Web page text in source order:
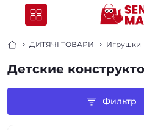
ДИТЯЧІ ТОВАРИ Игрушки
Детские
Фильтр